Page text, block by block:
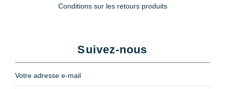
Conditions sur les retours produits
Suivez-nous
Votre adresse e-mail